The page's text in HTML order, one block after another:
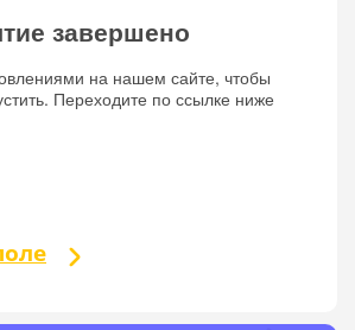
завершено
на нашем сайте, чтобы
Переходите по ссылке ниже